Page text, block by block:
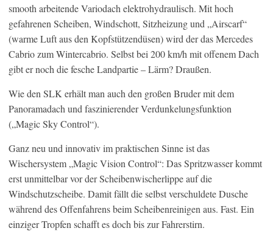
smooth arbeitende Variodach elektrohydraulisch. Mit hoch
gefahrenen Scheiben, Windschott, Sitzheizung und „Airscarf“
(warme Luft aus den Kopfstützendüsen) wird der das Mercedes
Cabrio zum Wintercabrio. Selbst bei 200 km/h mit offenem Dach
gibt er noch die fesche Landpartie – Lärm? Draußen.
Wie den SLK erhält man auch den großen Bruder mit dem
Panoramadach und faszinierender Verdunkelungsfunktion
(„Magic Sky Control“).
Ganz neu und innovativ im praktischen Sinne ist das
Wischersystem „Magic Vision Control“: Das Spritzwasser kommt
erst unmittelbar vor der Scheibenwischerlippe auf die
Windschutzscheibe. Damit fällt die selbst verschuldete Dusche
während des Offenfahrens beim Scheibenreinigen aus. Fast. Ein
einziger Tropfen schafft es doch bis zur Fahrerstirn.